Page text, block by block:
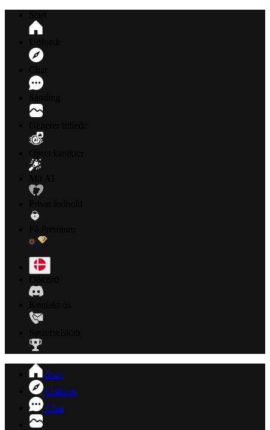
Start
Udforsk
Chat